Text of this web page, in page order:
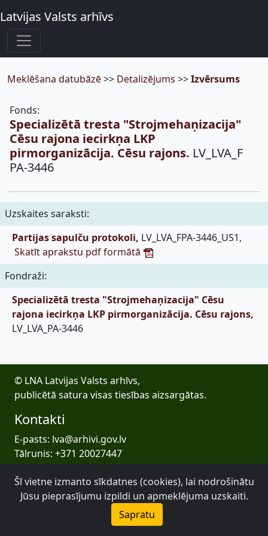
Latvijas Valsts arhīvs
Meklēšana datubāzē>> Detalizējums >>Izvērsums
Fonds:
Specializētā tresta "Strojmehaņizacija"
Cēsu rajona iecirkņa LKP
pirmorganizācija. Cēsu rajons. LV_LVA_F
PA-3446
Uzskaites saraksti:
Partijas sapulču protokoli, LV_LVA_FPA-3446_US1,
Skatīt aprakstu pdf formātā
Fondraži:
Specializētā tresta "Strojmehaņizacija" Cēsu
rajona iecirkņa LKP pirmorganizācija. Cēsu rajons,
LV_LVA_PA-3446
© LNA Latvijas Valsts arhīvs,
publicētā satura visas tiesības aizsargātas.
Kontakti
E-pasts: lva@arhivi.gov.lv
Tālrunis: +371 20027447
Bezdelīgu 1A, Rīga
Latvijas Valsts arhīvs
Šī vietne izmanto sīkdatnes (cookies), lai nodrošinātu
Jūsu pieprasījumu izpildi un apmeklējuma uzskaiti.
Sapratu